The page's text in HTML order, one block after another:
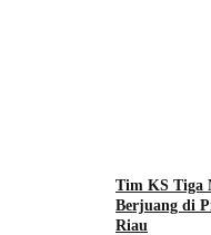
Tim KS Tiga
Berjuang di
Riau